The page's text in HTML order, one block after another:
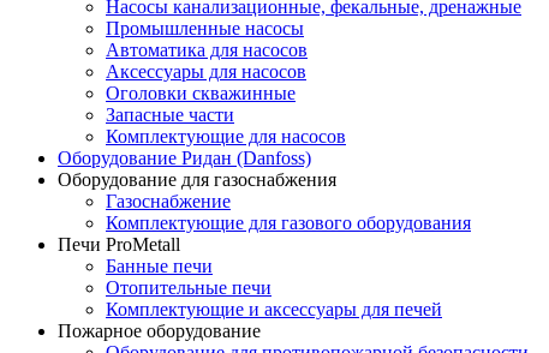
Насосы канализационные, фекальные, дренажные
Промышленные насосы
Автоматика для насосов
Аксессуары для насосов
Оголовки скважинные
Запасные части
Комплектующие для насосов
Оборудование Ридан (Danfoss)
Оборудование для газоснабжения
Газоснабжение
Комплектующие для газового оборудования
Печи ProMetall
Банные печи
Отопительные печи
Комплектующие и аксессуары для печей
Пожарное оборудование